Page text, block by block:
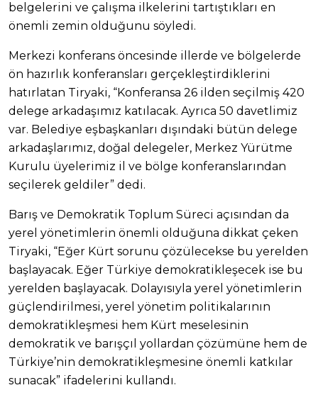
belgelerini ve çalışma ilkelerini tartıştıkları en
önemli zemin olduğunu söyledi.
Merkezi konferans öncesinde illerde ve bölgelerde
ön hazırlık konferansları gerçekleştirdiklerini
hatırlatan Tiryaki, “Konferansa 26 ilden seçilmiş 420
delege arkadaşımız katılacak. Ayrıca 50 davetlimiz
var. Belediye eşbaşkanları dışındaki bütün delege
arkadaşlarımız, doğal delegeler, Merkez Yürütme
Kurulu üyelerimiz il ve bölge konferanslarından
seçilerek geldiler” dedi.
Barış ve Demokratik Toplum Süreci açısından da
yerel yönetimlerin önemli olduğuna dikkat çeken
Tiryaki, “Eğer Kürt sorunu çözülecekse bu yerelden
başlayacak. Eğer Türkiye demokratikleşecek ise bu
yerelden başlayacak. Dolayısıyla yerel yönetimlerin
güçlendirilmesi, yerel yönetim politikalarının
demokratikleşmesi hem Kürt meselesinin
demokratik ve barışçıl yollardan çözümüne hem de
Türkiye’nin demokratikleşmesine önemli katkılar
sunacak” ifadelerini kullandı.